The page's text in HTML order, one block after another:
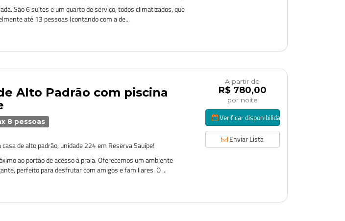
São 6 suítes e um quarto de serviço, todos climatizados, que
até 13 pessoas (contando com a de...
Alto Padrão com piscina
8 pessoas
de alto padrão, unidade 224 em Reserva Sauípe!
ao portão de acesso à praia. Oferecemos um ambiente
perfeito para desfrutar com amigos e familiares. O ...
A partir de
R$ 780,00
por noite
Verificar disponibilidade
Enviar Lista